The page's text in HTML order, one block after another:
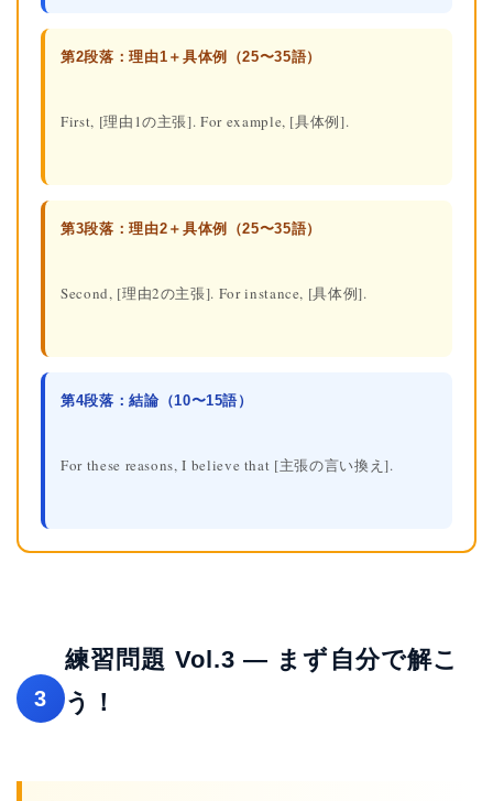
第2段落：理由1＋具体例（25〜35語）
First, [理由1の主張]. For example, [具体例].
第3段落：理由2＋具体例（25〜35語）
Second, [理由2の主張]. For instance, [具体例].
第4段落：結論（10〜15語）
For these reasons, I believe that [主張の言い換え].
3
練習問題 Vol.3 — まず自分で解こ
う！